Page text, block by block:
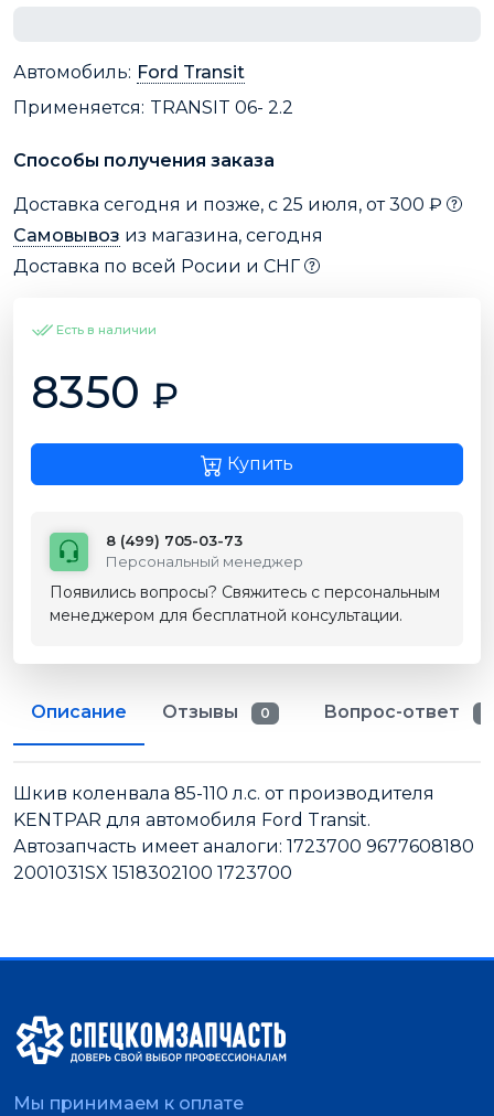
Автомобиль: Ford Transit
Применяется: TRANSIT 06- 2.2
Способы получения заказа
Доставка сегодня и позже, с 25 июля, от 300 ₽
Самовывоз из магазина, сегодня
Доставка по всей Росии и СНГ
Есть в наличии
8350 ₽
Купить
8 (499) 705-03-73
Персональный менеджер
Появились вопросы? Свяжитесь с персональным
менеджером для бесплатной консультации.
Описание Отзывы 0 Вопрос-ответ
Шкив коленвала 85-110 л.с. от производителя
KENTPAR для автомобиля Ford Transit.
Автозапчасть имеет аналоги: 1723700 9677608180
2001031SX 1518302100 1723700
Мы принимаем к оплате